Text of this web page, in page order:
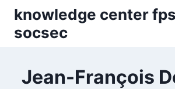
Skip
content
knowledge center fps
socsec
Jean-François